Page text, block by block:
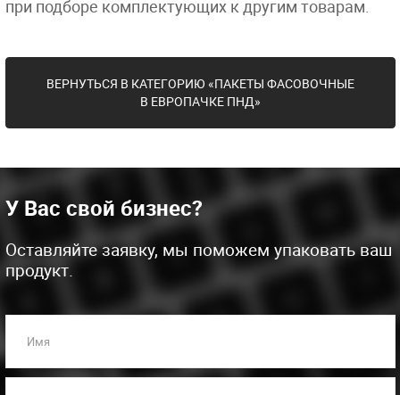
при подборе комплектующих к другим товарам.
ВЕРНУТЬСЯ В КАТЕГОРИЮ «ПАКЕТЫ ФАСОВОЧНЫЕ
В ЕВРОПАЧКЕ ПНД»
У Вас свой бизнес?
Оставляйте заявку, мы поможем упаковать ваш
продукт.
Имя